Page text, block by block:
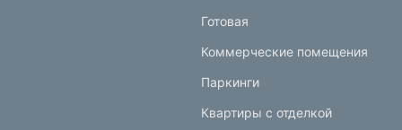
Готовая
Коммерческие помещения
Паркинги
Квартиры с отделкой